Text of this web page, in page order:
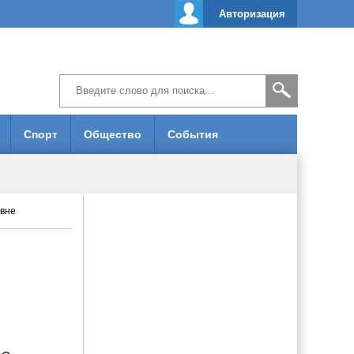
Авторизация
Спорт Общество События